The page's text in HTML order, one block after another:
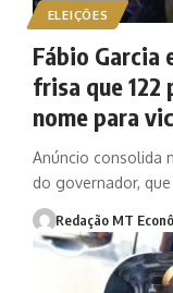
ELEIÇÕES
Fábio Garcia
frisa que
nome para
Anúncio consolida
do governador,
Redação MT